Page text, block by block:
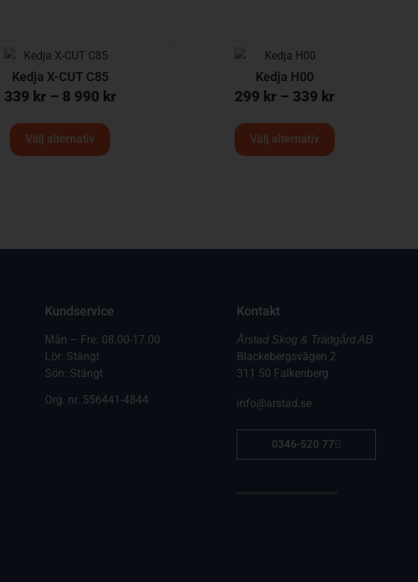
Kedja X-CUT C85
339 kr – 8 990 kr
Välj alternativ
Kedja H00
299 kr – 339 kr
Välj alternativ
Kundservice
Mån – Fre: 08.00-17.00
Lör: Stängt
Sön: Stängt
Org. nr. 556441-4844
Kontakt
Årstad Skog & Trädgård AB
Blackebergsvägen 2
311 50 Falkenberg
info@arstad.se
0346-520 77